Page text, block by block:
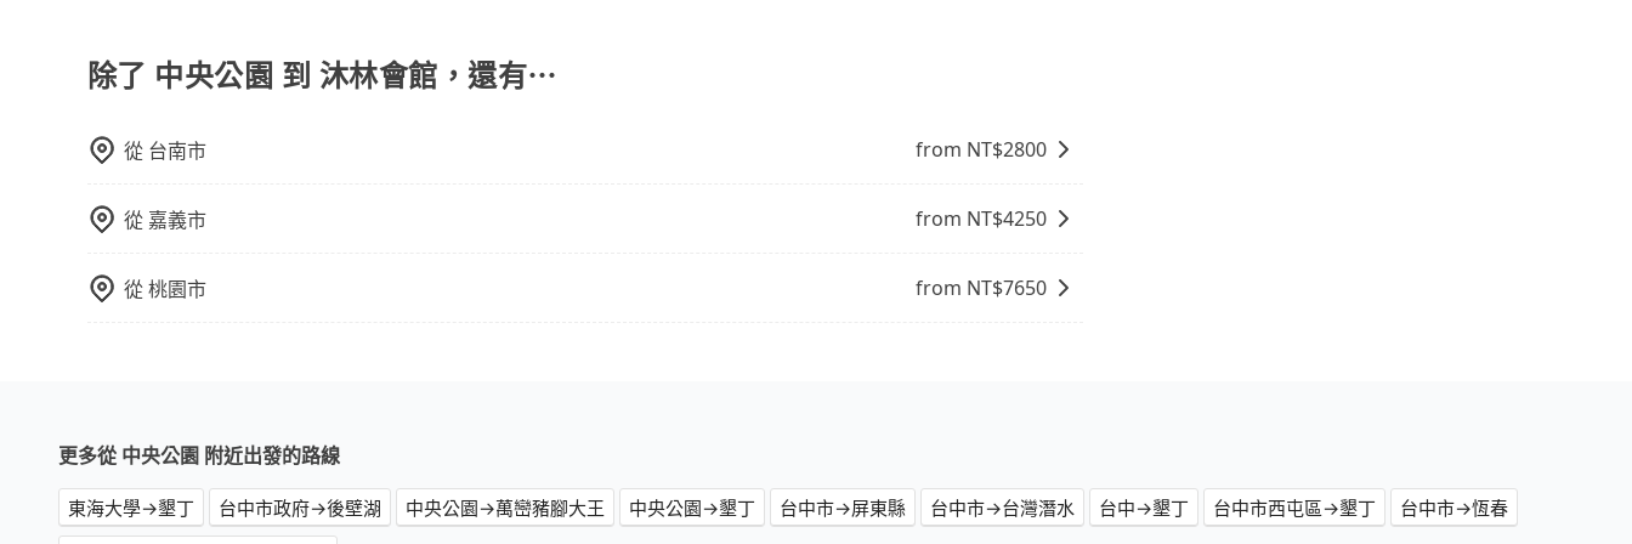
除了 中央公園 到 沐林會館，還有⋯
從 台南市 from NT$2800
從 嘉義市 from NT$4250
從桃園市 from NT$7650
更多從 中央公園 附近出發的路線
東海大學→墾丁 台中市政府→後壁湖 中央公園→萬巒豬腳大王 中央公園→墾丁 台中市→屏東縣 台中市→台灣潛水 台中→墾丁 台中市西屯區→墾丁
台中市→恆春